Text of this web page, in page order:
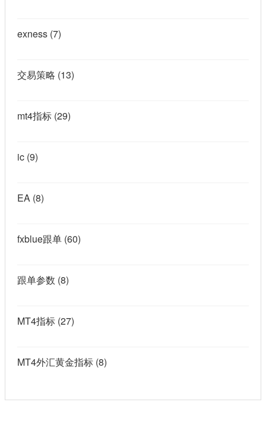
exness (7)
交易策略 (13)
mt4指标 (29)
ic (9)
EA (8)
fxblue跟单 (60)
跟单参数 (8)
MT4指标 (27)
MT4外汇黄金指标 (8)